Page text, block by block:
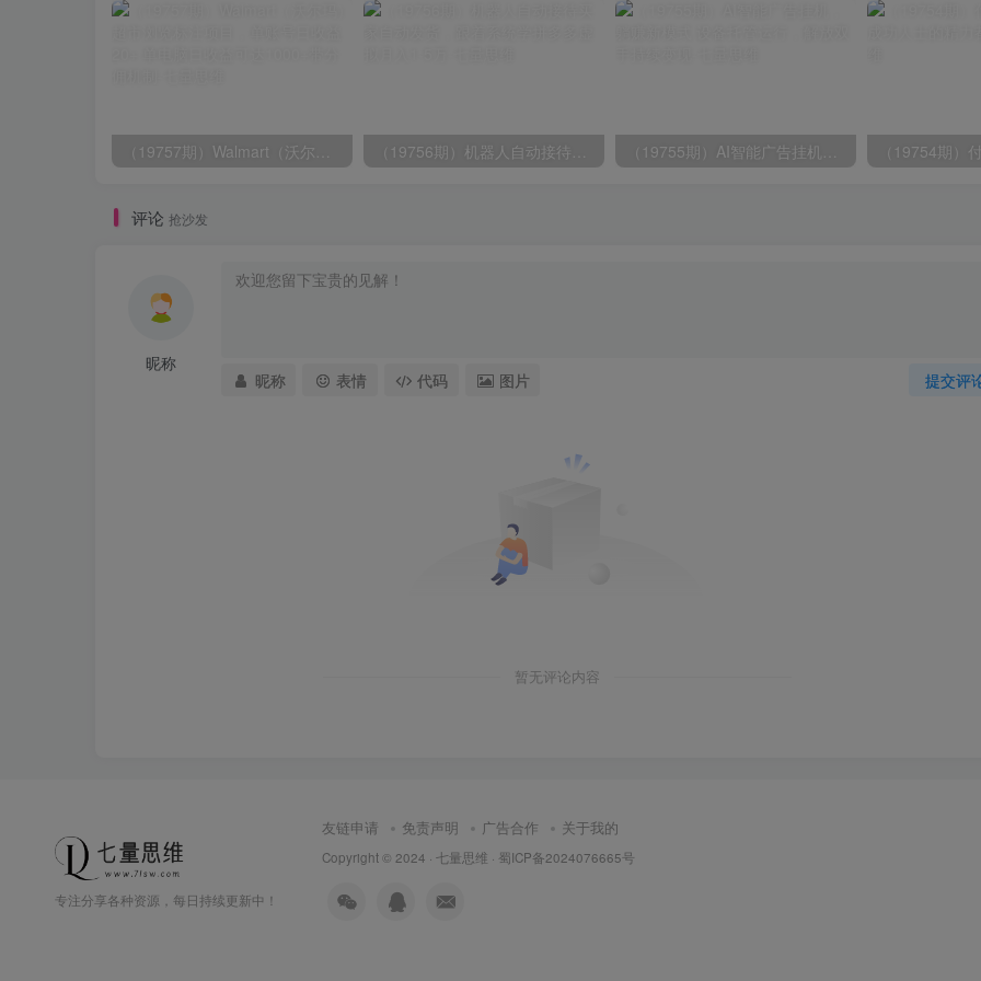
评论 抢沙发
昵称
提交评
昵称 表情 代码 图片
暂无评论内容
专注分享各种资源，每日持续更新中！
友链申请 免责声明 广告合作 关于我的
Copyright © 2024 · 七量思维 · 蜀ICP备2024076665号